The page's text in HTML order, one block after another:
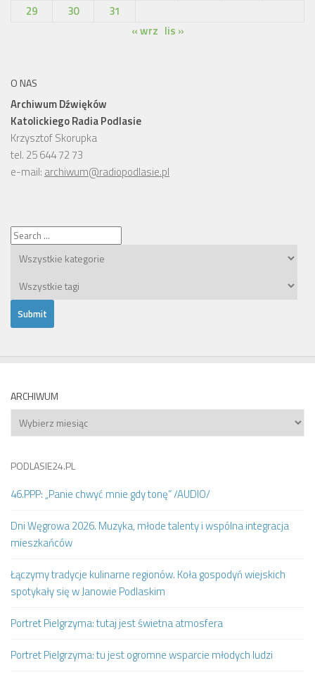
29
30
31
« wrz lis »
O NAS
Archiwum Dźwięków
Katolickiego Radia Podlasie
Krzysztof Skorupka
tel. 25 644 72 73
e-mail: archiwum@radiopodlasie.pl
ARCHIWUM
Archiwum
PODLASIE24.PL
46.PPP: „Panie chwyć mnie gdy tonę” /AUDIO/
Dni Węgrowa 2026. Muzyka, młode talenty i wspólna integracja
mieszkańców
Łączymy tradycje kulinarne regionów. Koła gospodyń wiejskich
spotykały się w Janowie Podlaskim
Portret Pielgrzyma: tutaj jest świetna atmosfera
Portret Pielgrzyma: tu jest ogromne wsparcie młodych ludzi